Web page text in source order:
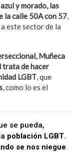
y morado, las
la calle 50A con 57,
este sector de la
Muñeca
trata de hacer
LGBT, que
, como lo es el
se pueda,
población LGBT.
se nos niegue